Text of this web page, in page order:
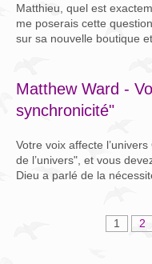
Matthieu, quel est
me poserais cette
sur sa nouvelle boutique
Matthew Ward -
synchronicité"
Votre voix affecte
de l’univers", et vous
Dieu a parlé de la
1 2